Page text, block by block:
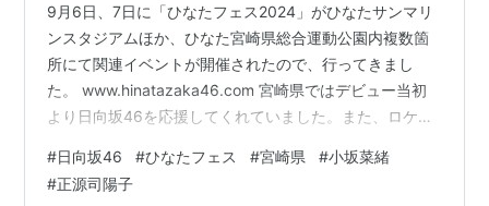
9月6日、7日に「ひなたフェス2024」がひなたサンマリ
ンスタジアムほか、ひなた宮崎県総合運動公園内複数箇
所にて関連イベントが開催されたので、行ってきまし
た。 www.hinatazaka46.com 宮崎県ではデビュー当初
より日向坂46を応援してくれていました。また、ロケも
し宮崎でライブがおこなわれる際には1回目は訪問しよう
と決めていました。昨年ぐらいから、その機運が醸成さ
#日向坂46 #ひなたフェス #宮崎県 #小坂菜緒
#正源司陽子